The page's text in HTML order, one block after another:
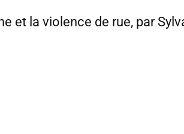
et la violence de rue, par